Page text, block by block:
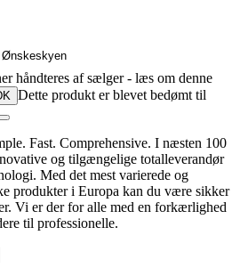
Ønskeskyen
håndteres af sælger - læs om denne
Dette produkt er blevet bedømt til
Fast. Comprehensive. I næsten 100
og tilgængelige totalleverandør
Med det mest varierede og
produkter i Europa kan du være sikker
Vi er der for alle med en forkærlighed
til professionelle.